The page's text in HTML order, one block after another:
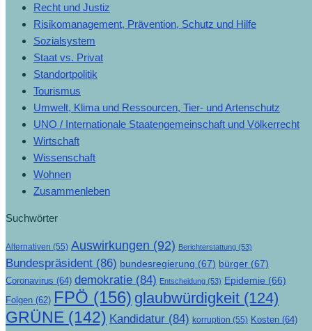
Recht und Justiz
Risikomanagement, Prävention, Schutz und Hilfe
Sozialsystem
Staat vs. Privat
Standortpolitik
Tourismus
Umwelt, Klima und Ressourcen, Tier- und Artenschutz
UNO / Internationale Staatengemeinschaft und Völkerrecht
Wirtschaft
Wissenschaft
Wohnen
Zusammenleben
Suchwörter
Alternativen (55) Auswirkungen (92) Berichterstattung (53)
Bundespräsident (86) bundesregierung (67) bürger (67)
Coronavirus (64) demokratie (84) Entscheidung (53) Epidemie (66)
Folgen (62) FPÖ (156) glaubwürdigkeit (124)
GRÜNE (142) Kandidatur (84) korruption (55) Kosten (64)